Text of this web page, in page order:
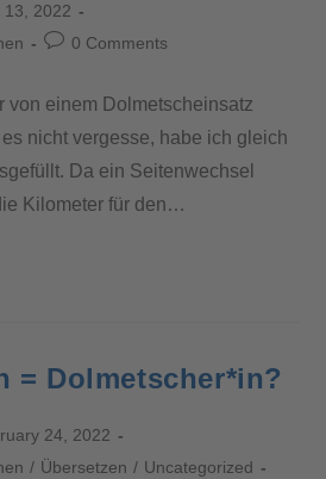
13, 2022
0 Comments
von einem Dolmetscheinsatz
nicht vergesse, habe ich gleich
Da ein Seitenwechsel
Kilometer für den…
= Dolmetscher*in?
24, 2022
/ Übersetzen / Uncategorized